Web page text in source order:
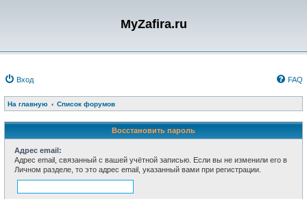
MyZafira.ru
Вход FAQ
На главную Список форумов
Восстановить пароль
Адрес email:
Адрес email, связанный с вашей учётной записью. Если вы не изменили его в
Личном разделе, то это адрес email, указанный вами при регистрации.